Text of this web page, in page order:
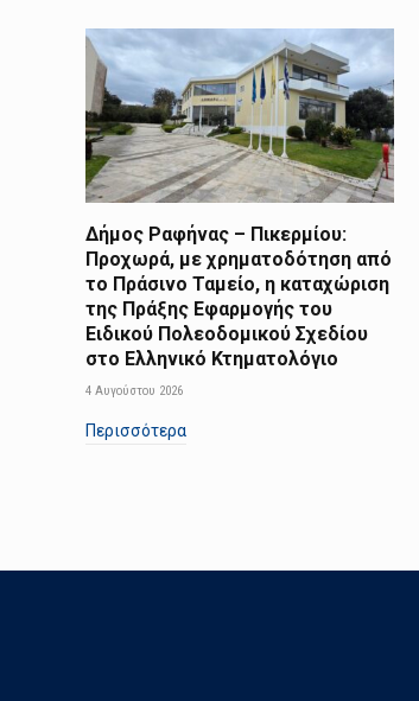
Δήμος Ραφήνας – Πικερμίου:
Προχωρά, με χρηματοδότηση από
το Πράσινο Ταμείο, η καταχώριση
της Πράξης Εφαρμογής του
Ειδικού Πολεοδομικού Σχεδίου
στο Ελληνικό Κτηματολόγιο
4 Αυγούστου 2026
Περισσότερα